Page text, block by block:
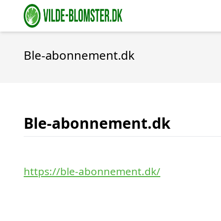
Ble-abonnement.dk
Ble-abonnement.dk
https://ble-abonnement.dk/